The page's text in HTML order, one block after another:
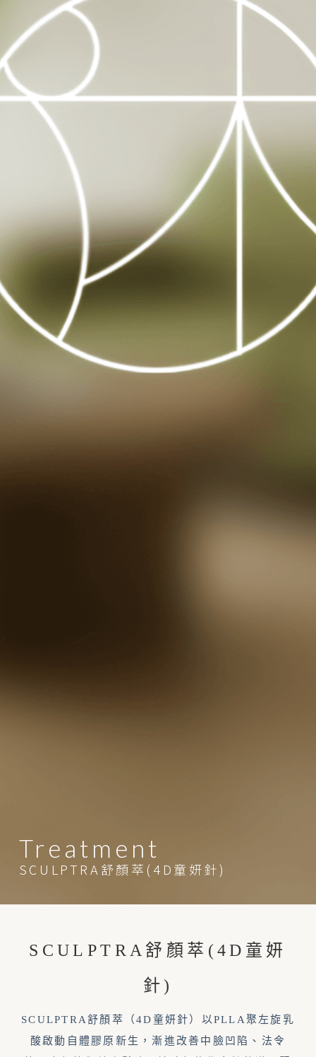
Treatment
SCULPTRA舒顏萃(4D童妍針)
SCULPTRA舒顏萃(4D童妍
針)
SCULPTRA舒顏萃（4D童妍針）以PLLA聚左旋乳
酸啟動自體膠原新生，漸進改善中臉凹陷、法令